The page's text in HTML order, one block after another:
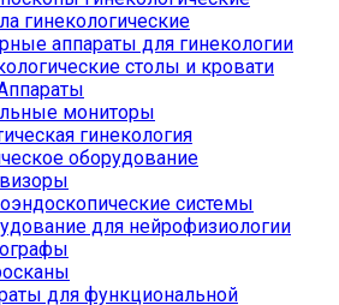
гинекологические
аппараты для гинекологии
столы и кровати
мониторы
гинекология
оборудование
системы
для нейрофизиологии
для функциональной